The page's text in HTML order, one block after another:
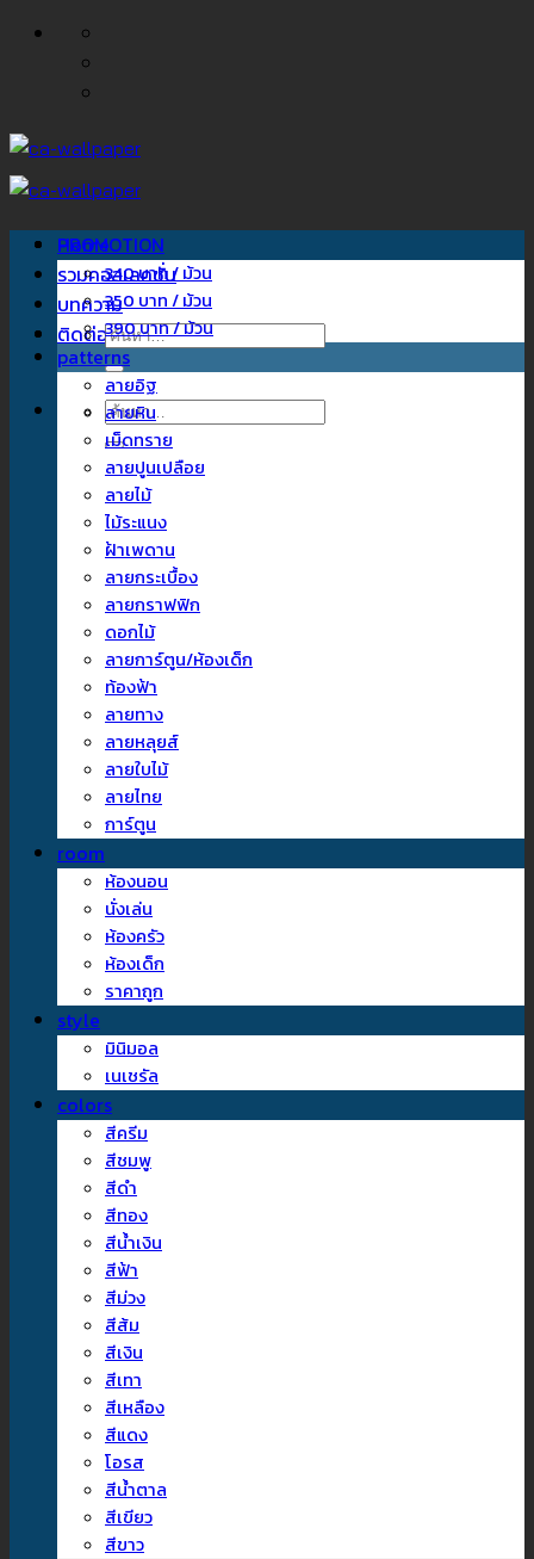
ข้าม
Home
รวมคอลเลคชั่น
บทความ
ติดต่อเรา
ค้นหา:
ค้นหา:
PROMOTION
340 บาท / ม้วน
350 บาท / ม้วน
390 บาท / ม้วน
patterns
ลายอิฐ
ลายหิน
เม็ดทราย
ลายปูนเปลือย
ลายไม้
ไม้ระแนง
ฝ้าเพดาน
ลายกระเบื้อง
ลายกราฟฟิก
ดอกไม้
ลายการ์ตูน/ห้องเด็ก
ท้องฟ้า
ลายทาง
ลายหลุยส์
ลายใบไม้
ลายไทย
การ์ตูน
room
ห้องนอน
นั่งเล่น
ห้องครัว
ห้องเด็ก
ราคาถูก
style
มินิมอล
เนเชรัล
colors
สีครีม
สีชมพู
สีดำ
สีทอง
สีน้ำเงิน
สีฟ้า
สีม่วง
สีส้ม
สีเงิน
สีเทา
สีเหลือง
สีแดง
โอรส
สีน้ำตาล
สีเขียว
สีขาว